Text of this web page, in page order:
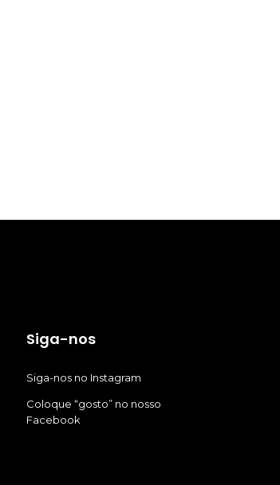
Siga-nos
Siga-nos no Instagram
Coloque “gosto” no nosso
Facebook